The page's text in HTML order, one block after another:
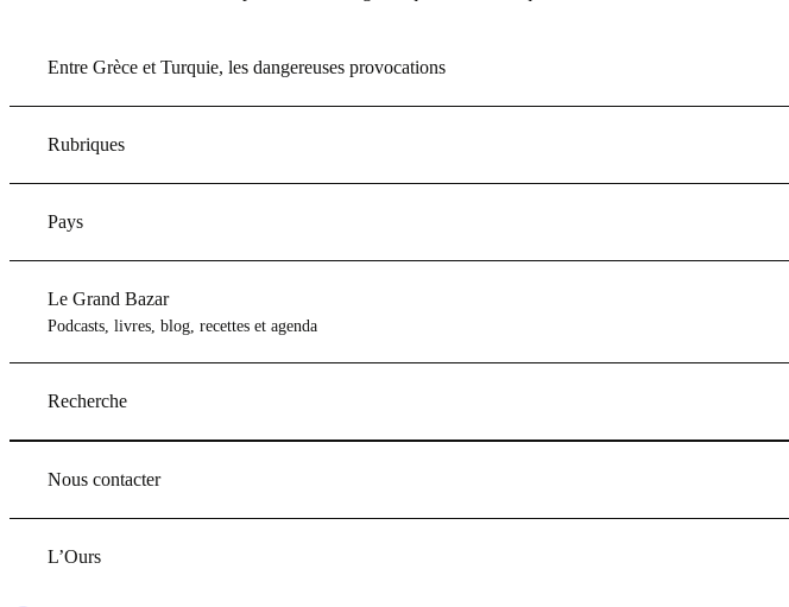
Entre Grèce et Turquie, les dangereuses provocations
Rubriques
Pays
Le Grand Bazar
Podcasts, livres, blog, recettes et agenda
Recherche
Nous contacter
L’Ours